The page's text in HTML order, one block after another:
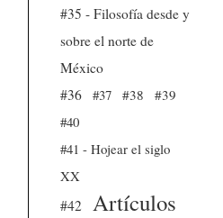
#35 - Filosofía desde y
sobre el norte de
México
#36
#37 #38
#39
#40
#41 - Hojear el siglo
XX
#42
Artículos